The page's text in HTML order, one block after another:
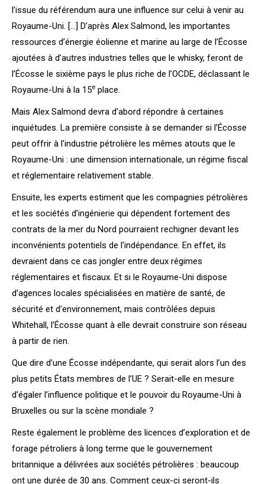
l’issue du référendum aura une influence sur celui à venir au
Royaume-Uni. […] D’après Alex Salmond, les importantes
ressources d’énergie éolienne et marine au large de l’Écosse
ajoutées à d’autres industries telles que le whisky, feront de
l’Écosse le sixième pays le plus riche de l’OCDE, déclassant le
Royaume-Uni à la 15e place.
Mais Alex Salmond devra d’abord répondre à certaines
inquiétudes. La première consiste à se demander si l’Écosse
peut offrir à l’industrie pétrolière les mêmes atouts que le
Royaume-Uni : une dimension internationale, un régime fiscal
et réglementaire relativement stable.
Ensuite, les experts estiment que les compagnies pétrolières
et les sociétés d’ingénierie qui dépendent fortement des
contrats de la mer du Nord pourraient rechigner devant les
inconvénients potentiels de l’indépendance. En effet, ils
devraient dans ce cas jongler entre deux régimes
réglementaires et fiscaux. Et si le Royaume-Uni dispose
d’agences locales spécialisées en matière de santé, de
sécurité et d’environnement, mais contrôlées depuis
Whitehall, l’Écosse quant à elle devrait construire son réseau
à partir de rien.
Que dire d’une Écosse indépendante, qui serait alors l’un des
plus petits États membres de l’UE ? Serait-elle en mesure
d’égaler l’influence politique et le pouvoir du Royaume-Uni à
Bruxelles ou sur la scène mondiale ?
Reste également le problème des licences d’exploration et de
forage pétroliers à long terme que le gouvernement
britannique a délivrées aux sociétés pétrolières : beaucoup
ont une durée de 30 ans. Comment ceux-ci seront-ils